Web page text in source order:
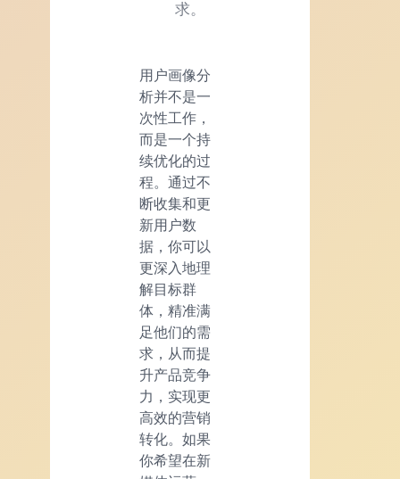
求。
用户画像分
析并不是一
次性工作，
而是一个持
续优化的过
程。通过不
断收集和更
新用户数
据，你可以
更深入地理
解目标群
体，精准满
足他们的需
求，从而提
升产品竞争
力，实现更
高效的营销
转化。如果
你希望在新